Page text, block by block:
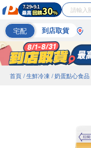
宅配 到店取貨
首頁 / 生鮮冷凍 / 奶蛋點心食品